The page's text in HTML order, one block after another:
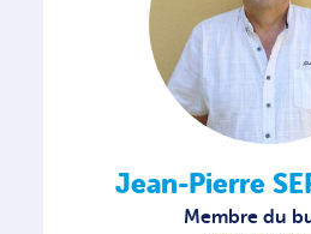
Jean-Pierre
Membre du